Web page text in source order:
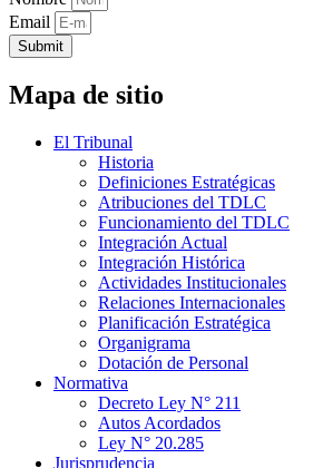
Email
Submit
Mapa de sitio
El Tribunal
Historia
Definiciones Estratégicas
Atribuciones del TDLC
Funcionamiento del TDLC
Integración Actual
Integración Histórica
Actividades Institucionales
Relaciones Internacionales
Planificación Estratégica
Organigrama
Dotación de Personal
Normativa
Decreto Ley N° 211
Autos Acordados
Ley N° 20.285
Jurisprudencia